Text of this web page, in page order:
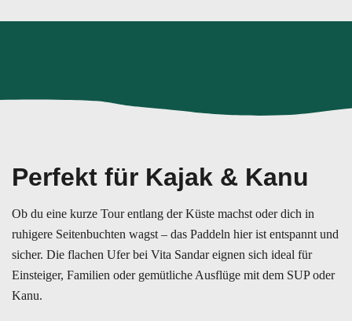
Perfekt für Kajak & Kanu
Ob du eine kurze Tour entlang der Küste machst oder dich in
ruhigere Seitenbuchten wagst – das Paddeln hier ist entspannt und
sicher. Die flachen Ufer bei Vita Sandar eignen sich ideal für
Einsteiger, Familien oder gemütliche Ausflüge mit dem SUP oder
Kanu.